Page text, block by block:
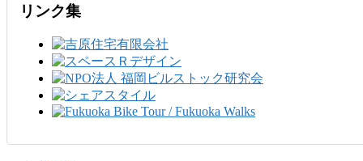
リンク集